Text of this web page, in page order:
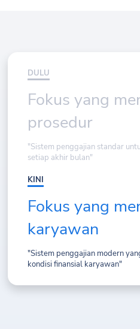
DULU
Fokus yang
prosedur
"Sistem penggajian standar
setiap akhir bulan"
KINI
Fokus yang
karyawan
"Sistem penggajian modern
kondisi finansial karyawan"